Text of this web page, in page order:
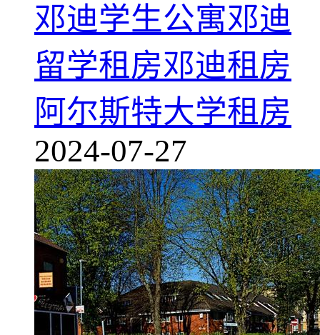
邓迪学生公寓邓迪
留学租房邓迪租房
阿尔斯特大学租房
2024-07-27